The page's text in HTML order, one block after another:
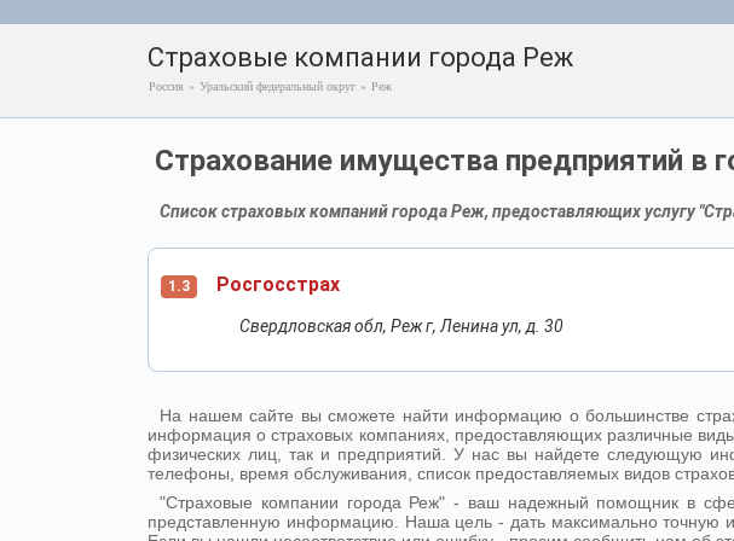
Страховые компании города Реж
Россия » Уральский федеральный округ » Реж
Страхование имущества предприятий в
Список страховых компаний города Реж, предоставляющих услугу
1.3 Росгосстрах
Свердловская обл, Реж г, Ленина ул, д. 30
На нашем сайте вы сможете найти информацию о большинстве
информация о страховых компаниях, предоставляющих различные
физических лиц, так и предприятий. У нас вы найдете следующую
телефоны, время обслуживания, список предоставляемых видов
"Страховые компании города Реж" - ваш надежный помощник в
представленную информацию. Наша цель - дать максимально